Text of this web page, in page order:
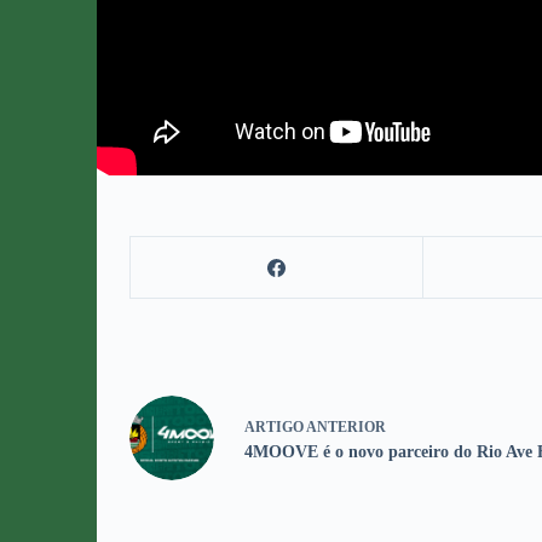
ARTIGO ANTERIOR
4MOOVE é o novo parceiro do Rio Ave